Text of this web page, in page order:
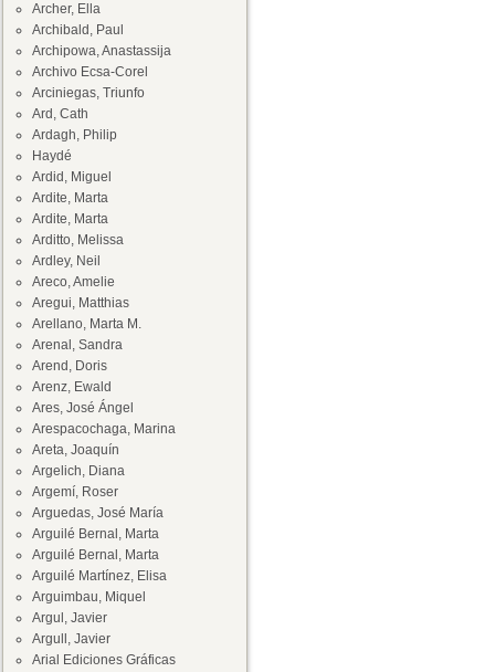
Archer, Ella
Archibald, Paul
Archipowa, Anastassija
Archivo Ecsa-Corel
Arciniegas, Triunfo
Ard, Cath
Ardagh, Philip
Haydé
Ardid, Miguel
Ardite, Marta
Ardite, Marta
Arditto, Melissa
Ardley, Neil
Areco, Amelie
Aregui, Matthias
Arellano, Marta M.
Arenal, Sandra
Arend, Doris
Arenz, Ewald
Ares, José Ángel
Arespacochaga, Marina
Areta, Joaquín
Argelich, Diana
Argemí, Roser
Arguedas, José María
Arguilé Bernal, Marta
Arguilé Bernal, Marta
Arguilé Martínez, Elisa
Arguimbau, Miquel
Argul, Javier
Argull, Javier
Arial Ediciones Gráficas